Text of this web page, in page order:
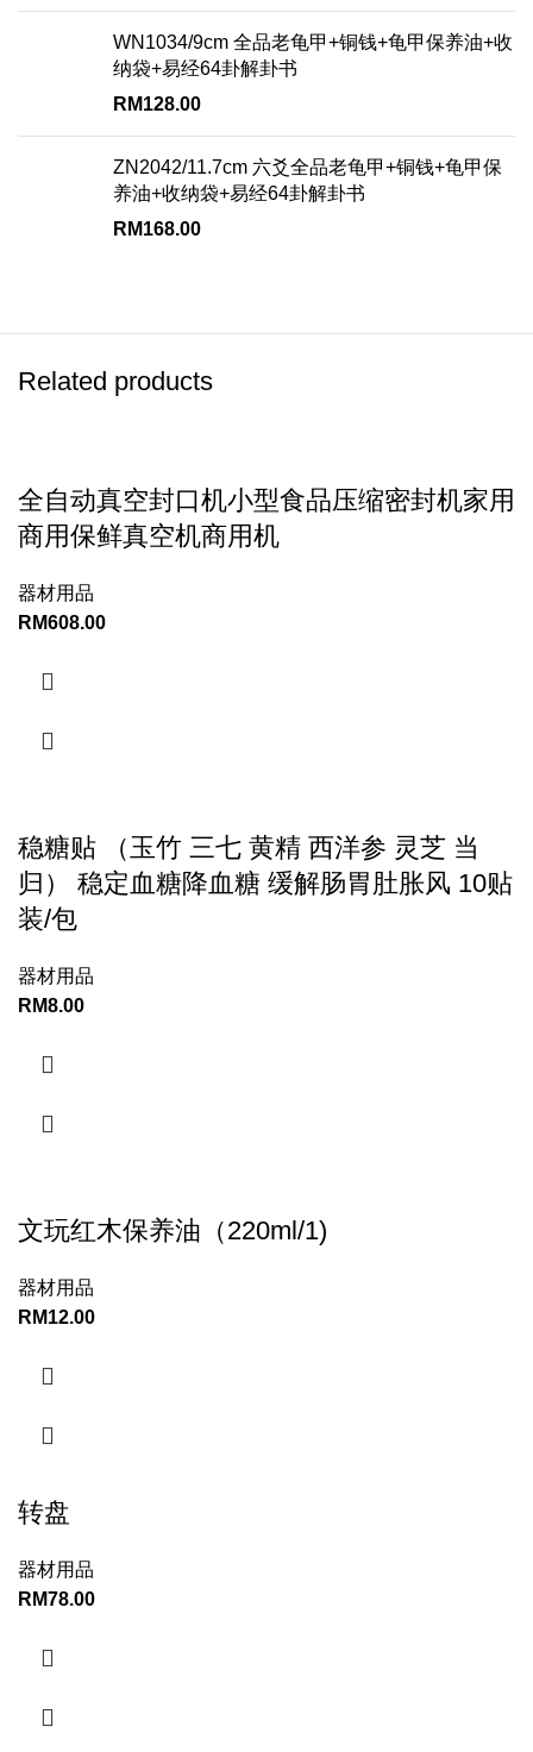
WN1034/9cm 全品老龟甲+铜钱+龟甲保养油+收
纳袋+易经64卦解卦书
RM128.00
ZN2042/11.7cm 六爻全品老龟甲+铜钱+龟甲保
养油+收纳袋+易经64卦解卦书
RM168.00
Related products
全自动真空封口机小型食品压缩密封机家用
商用保鲜真空机商用机
器材用品
RM608.00
稳糖贴 （玉竹 三七 黄精 西洋参 灵芝 当
归） 稳定血糖降血糖 缓解肠胃肚胀风 10贴
装/包
器材用品
RM8.00
文玩红木保养油（220ml/1)
器材用品
RM12.00
转盘
器材用品
RM78.00